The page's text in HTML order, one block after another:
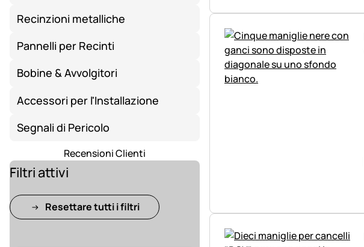
Recinzioni metalliche
Pannelli per Recinti
Bobine & Avvolgitori
Accessori per l'Installazione
Segnali di Pericolo
Recensioni Clienti
Filtri attivi
Resettare tutti i filtri